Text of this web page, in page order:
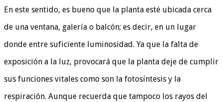
En este sentido, es bueno que la planta esté ubicada cerca
de una ventana, galería o balcón; es decir, en un lugar
donde entre suficiente luminosidad. Ya que la falta de
exposición a la luz, provocará que la planta deje de cumplir
sus funciones vitales como son la fotosíntesis y la
respiración. Aunque recuerda que tampoco los rayos del